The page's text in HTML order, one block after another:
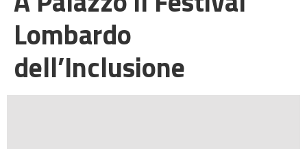
Lombardo
dell’Inclusione